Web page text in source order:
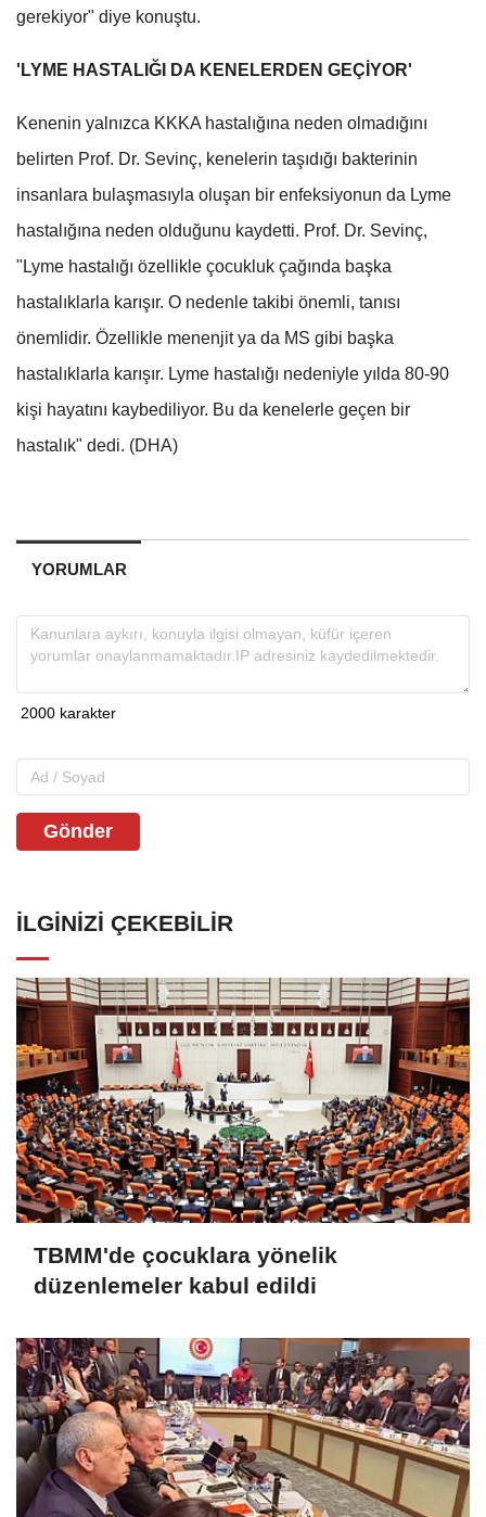
gerekiyor" diye konuştu.
'LYME HASTALIĞI DA KENELERDEN GEÇİYOR'
Kenenin yalnızca KKKA hastalığına neden olmadığını
belirten Prof. Dr. Sevinç, kenelerin taşıdığı bakterinin
insanlara bulaşmasıyla oluşan bir enfeksiyonun da Lyme
hastalığına neden olduğunu kaydetti. Prof. Dr. Sevinç,
"Lyme hastalığı özellikle çocukluk çağında başka
hastalıklarla karışır. O nedenle takibi önemli, tanısı
önemlidir. Özellikle menenjit ya da MS gibi başka
hastalıklarla karışır. Lyme hastalığı nedeniyle yılda 80-90
kişi hayatını kaybediliyor. Bu da kenelerle geçen bir
hastalık" dedi. (DHA)
YORUMLAR
Gönder
İLGINIZI ÇEKEBILIR
TBMM'de çocuklara yönelik
düzenlemeler kabul edildi